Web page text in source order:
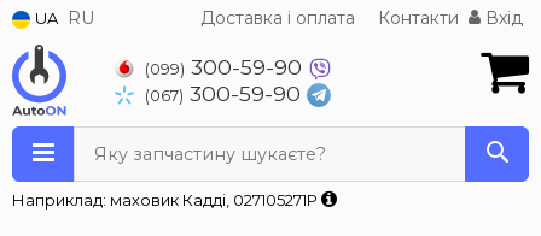
UA RU Доставка і оплата Контакти Вхід
(099) 300-59-90
(067) 300-59-90
Яку запчастину шукаєте?
Наприклад: маховик Кадді, 027105271P